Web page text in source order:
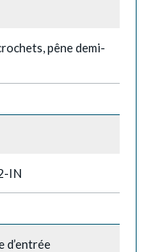
pêne demi-
IN
d’entrée